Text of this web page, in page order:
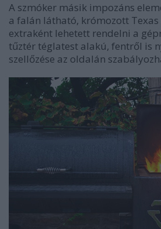
A szmóker másik impozáns
a falán látható, krómozott
extraként lehetett rendelni a
tűztér téglatest alakú, fentről is
szellőzése az oldalán